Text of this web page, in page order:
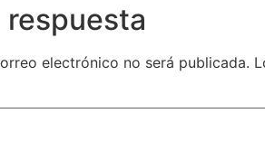
respuesta
electrónico no será publicada.